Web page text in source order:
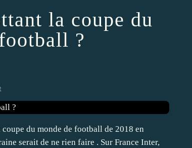
la coupe du
?
du monde de football de 2018 en
serait de ne rien faire . Sur France Inter,